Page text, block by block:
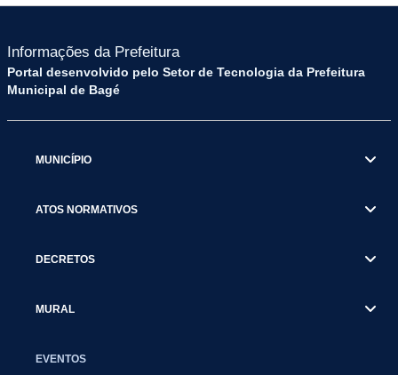
Informações da Prefeitura
Portal desenvolvido pelo Setor de Tecnologia da Prefeitura
Municipal de Bagé
MUNICÍPIO
ATOS NORMATIVOS
DECRETOS
MURAL
EVENTOS